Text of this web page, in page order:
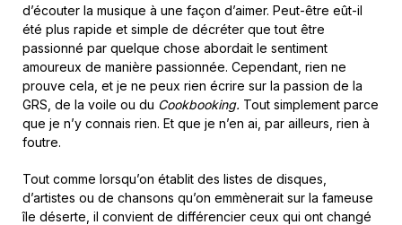
d’écouter la musique à une façon d’aimer. Peut-être eût-il
été plus rapide et simple de décréter que tout être
passionné par quelque chose abordait le sentiment
amoureux de manière passionnée. Cependant, rien ne
prouve cela, et je ne peux rien écrire sur la passion de la
GRS, de la voile ou du Cookbooking. Tout simplement parce
que je n’y connais rien. Et que je n’en ai, par ailleurs, rien à
foutre.
Tout comme lorsqu’on établit des listes de disques,
d’artistes ou de chansons qu’on emmènerait sur la fameuse
île déserte, il convient de différencier ceux qui ont changé